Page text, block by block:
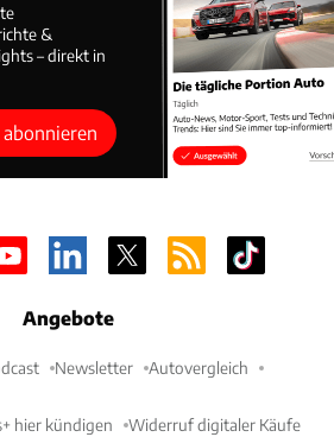
&
– direkt in
Angebote
Newsletter Autovergleich
hier kündigen Widerruf digitaler Käufe